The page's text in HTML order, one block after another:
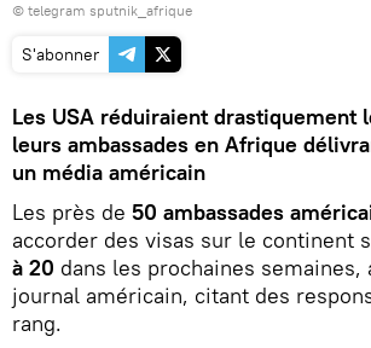
© telegram sputnik_afrique
S'abonner
Les USA réduiraient drastiquement
leurs ambassades en Afrique
un média américain
Les près de 50 ambassades
accorder des visas sur le continent
à 20 dans les prochaines semaines,
journal américain, citant des
rang.